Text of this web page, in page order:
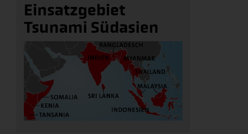
Einsatzgebiet
Tsunami Südasien